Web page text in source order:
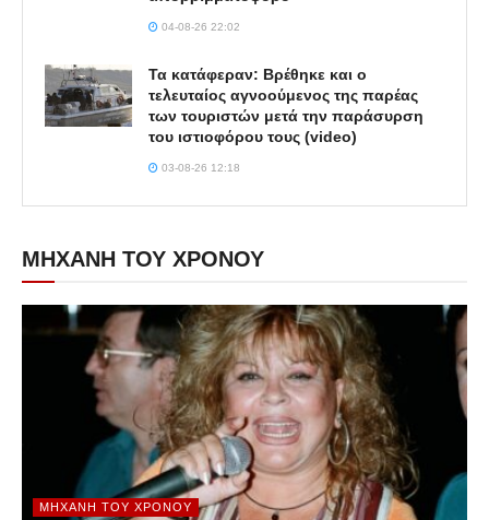
04-08-26 22:02
Τα κατάφεραν: Βρέθηκε και ο
τελευταίος αγνοούμενος της παρέας
των τουριστών μετά την παράσυρση
του ιστιοφόρου τους (video)
03-08-26 12:18
ΜΗΧΑΝΗ ΤΟΥ ΧΡΟΝΟΥ
ΜΗΧΑΝΉ ΤΟΥ ΧΡΌΝΟΥ